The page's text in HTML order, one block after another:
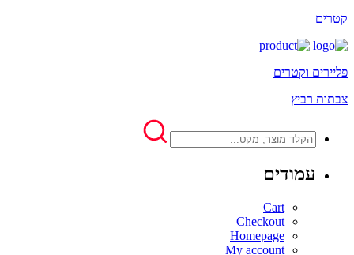
קטרים
פליירים וקטרים
צבתות רביץ
עמודים
Cart
Checkout
Homepage
My account